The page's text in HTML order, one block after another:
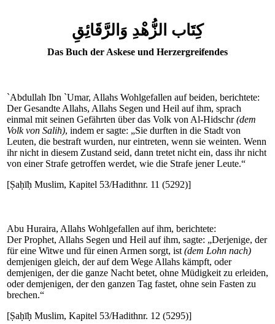
كِتَاب الزُّهْدِ وَالرَّقَائِقِ
Das Buch der Askese und Herzergreifendes
`Abdullah Ibn `Umar, Allahs Wohlgefallen auf beiden, berichtete:
Der Gesandte Allahs, Allahs Segen und Heil auf ihm, sprach
einmal mit seinen Gefährten über das Volk von Al-Hidschr(dem
Volk von Salih), indem er sagte: „Sie durften in die Stadt von
Leuten, die bestraft wurden, nur eintreten, wenn sie weinten. Wenn
ihr nicht in diesem Zustand seid, dann tretet nicht ein, dass ihr nicht
von einer Strafe getroffen werdet, wie die Strafe jener Leute.“
[Ṣaḥīḥ Muslim, Kapitel 53/Hadithnr. 11 (5292)]
Abu Huraira, Allahs Wohlgefallen auf ihm, berichtete:
Der Prophet, Allahs Segen und Heil auf ihm, sagte: „Derjenige, der
für eine Witwe und für einen Armen sorgt, ist (dem Lohn nach)
demjenigen gleich, der auf dem Wege Allahs kämpft, oder
demjenigen, der die ganze Nacht betet, ohne Müdigkeit zu erleiden,
oder demjenigen, der den ganzen Tag fastet, ohne sein Fasten zu
brechen.“
[Ṣaḥīḥ Muslim, Kapitel 53/Hadithnr. 12 (5295)]